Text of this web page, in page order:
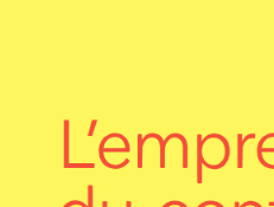
plus de 220
et Singapour.